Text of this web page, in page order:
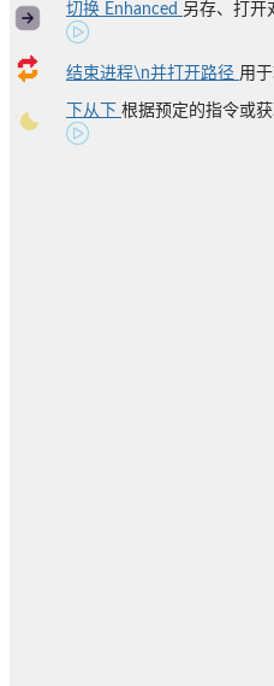
切换 Enhanced 另存、打开
结束进程\n并打开路径 用
下从下 根据预定的指令或